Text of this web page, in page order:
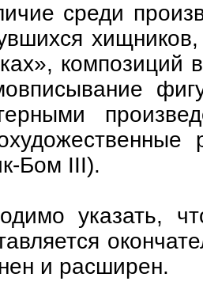
среди
композиций
Бом III).
указать,
и расширен.